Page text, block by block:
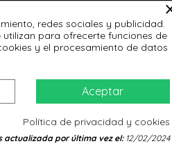
Contactar
Los más
Ofertas
redes sociales y publicidad.
para ofrecerte funciones de
y el procesamiento de datos
Aceptar
Política de privacidad y cookies
actualizada por última vez el:12/02/2024